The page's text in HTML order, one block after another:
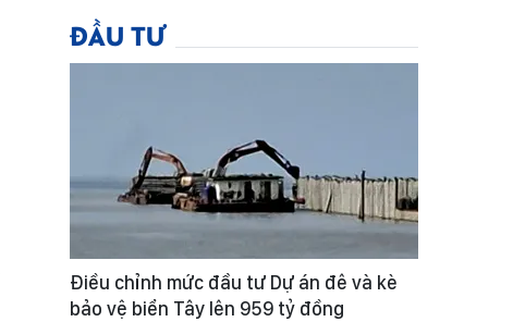
ĐẦU TƯ
Điều chỉnh mức đầu tư Dự án đê và kè
bảo vệ biển Tây lên 959 tỷ đồng